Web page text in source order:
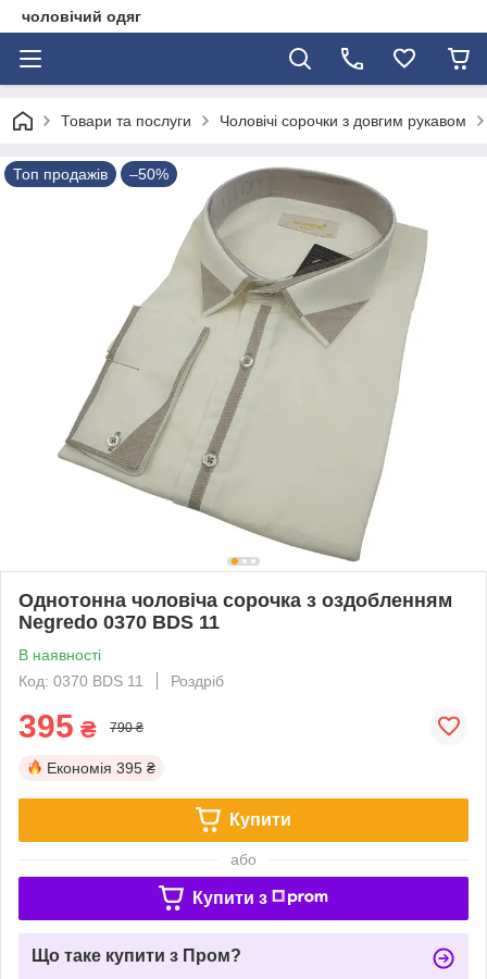
чоловічий одяг
Товари та послуги Чоловічі сорочки з довгим рукавом
Топ продажів –50%
Однотонна чоловіча сорочка з оздобленням
Negredo 0370 BDS 11
В наявності
Код: 0370 BDS 11
Роздріб
395 ₴ 790 ₴
Економія 395 ₴
Купити
або
Купити з
Що таке купити з Пром?